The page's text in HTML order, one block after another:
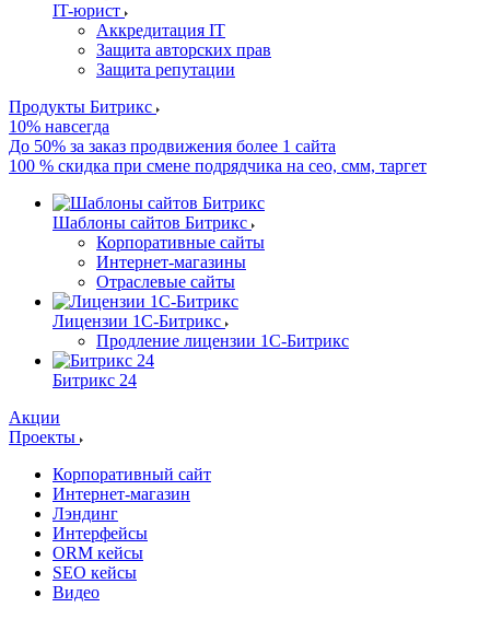
IT-юрист
Аккредитация IT
Защита авторских прав
Защита репутации
Продукты Битрикс
10% навсегда
До 50% за заказ продвижения более 1 сайта
100 % скидка при смене подрядчика на сео, смм, таргет
Шаблоны сайтов Битрикс
Корпоративные сайты
Интернет-магазины
Отраслевые сайты
Лицензии 1С-Битрикс
Продление лицензии 1С-Битрикс
Битрикс 24
Акции
Проекты
Корпоративный сайт
Интернет-магазин
Лэндинг
Интерфейсы
ORM кейсы
SEO кейсы
Видео